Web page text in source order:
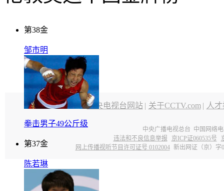
第38金
邹市明
拳击男子49公斤级
第37金
陈若琳
中央电视台网站 | 关于CCTV.com | 人
中央广播电视总台 中国网络
违法和不良信息举报
京ICP证060535号
网上传播视听节目许可证号 0102004 新出网证（京）